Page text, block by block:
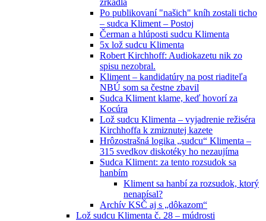
Po publikovaní "našich" kníh zostali ticho
– sudca Kliment – Postoj
Čerman a hlúposti sudcu Klimenta
5x lož sudcu Klimenta
Robert Kirchhoff: Audiokazetu nik zo
spisu nezobral.
Kliment – kandidatúry na post riaditeľa
NBÚ som sa čestne zbavil
Sudca Kliment klame, keď hovorí za
Kocúra
Lož sudcu Klimenta – vyjadrenie režiséra
Kirchhoffa k zmiznutej kazete
Hrôzostrašná logika „sudcu“ Klimenta –
315 svedkov diskotéky ho nezaujíma
Sudca Kliment: za tento rozsudok sa
hanbím
Kliment sa hanbí za rozsudok, ktorý
nenapísal?
Archív KSČ aj s „dôkazom“
Lož sudcu Klimenta č. 28 – múdrosti